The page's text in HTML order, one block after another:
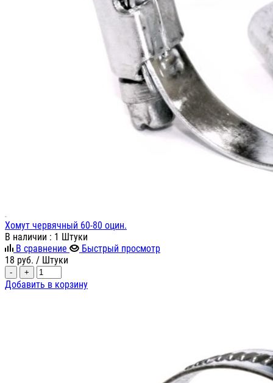
Хомут червячный 60-80 оцин.
В наличии : 1 Штуки
В сравнение
Быстрый просмотр
18 руб. / Штуки
- +
Добавить в корзину